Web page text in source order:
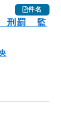
件名
刑罰 監